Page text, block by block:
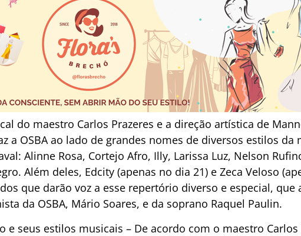
do maestro Carlos Prazeres e a direção artística de
a OSBA ao lado de grandes nomes de diversos estilos da
Alinne Rosa, Cortejo Afro, Illy, Larissa Luz, Nelson
Além deles, Edcity (apenas no dia 21) e Zeca Veloso
que darão voz a esse repertório diverso e especial, que
da OSBA, Mário Soares, e da soprano Raquel Paulin.
e seus estilos musicais – De acordo com o maestro Carlos